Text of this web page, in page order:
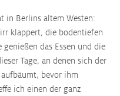
in Berlins altem Westen:
klappert, die bodentiefen
das Essen und die
Tage, an denen sich der
bevor ihm
ich einen der ganz